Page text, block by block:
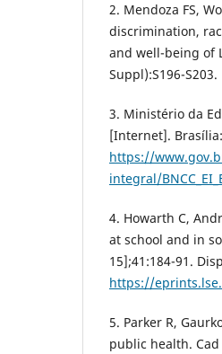
2. Mendoza FS,
discrimination,
and well-being of
Suppl):S196-S203.
3. Ministério da
[Internet].
https://
integral/
4. Howarth C,
at school and in
15];41:184-91.
https://
5. Parker R,
public health.